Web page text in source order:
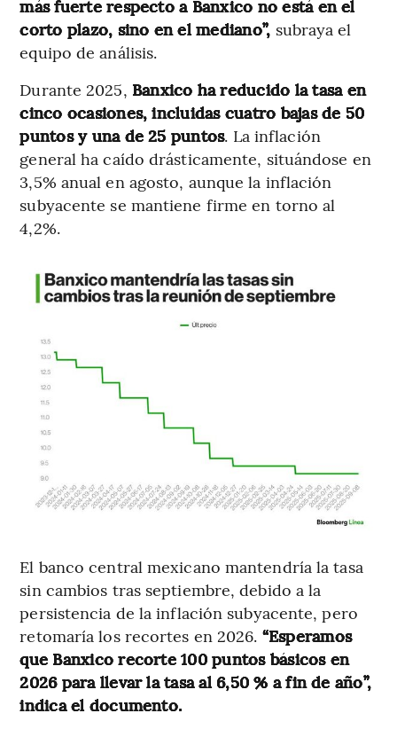
más fuerte respecto a Banxico no está en el
corto plazo, sino en el mediano”, subraya el
equipo de análisis.
Durante 2025, Banxico ha reducido la tasa en
cinco ocasiones, incluidas cuatro bajas de 50
puntos y una de 25 puntos. La inflación
general ha caído drásticamente, situándose en
3,5% anual en agosto, aunque la inflación
subyacente se mantiene firme en torno al
4,2%.
El banco central mexicano mantendría la tasa
sin cambios tras septiembre, debido a la
persistencia de la inflación subyacente, pero
retomaría los recortes en 2026. “Esperamos
que Banxico recorte 100 puntos básicos en
2026 para llevar la tasa al 6,50 % a fin de año”,
indica el documento.